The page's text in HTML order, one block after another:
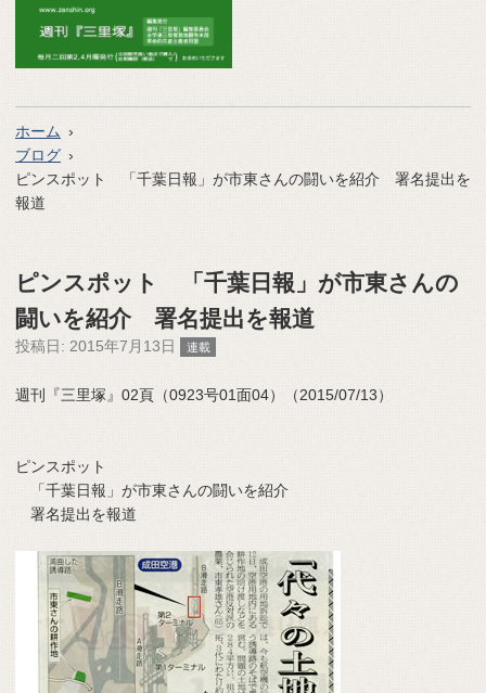
ホーム
ブログ
ピンスポット 「千葉日報」が市東さんの闘いを紹介 署名提出を
報道
ピンスポット 「千葉日報」が市東さんの
闘いを紹介 署名提出を報道
投稿日: 2015年7月13日 連載
週刊『三里塚』02頁（0923号01面04）（2015/07/13）
ピンスポット
「千葉日報」が市東さんの闘いを紹介
署名提出を報道